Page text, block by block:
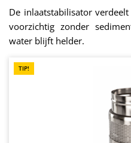
De inlaatstabilisator
voorzichtig zonder
water blijft helder.
TIP!